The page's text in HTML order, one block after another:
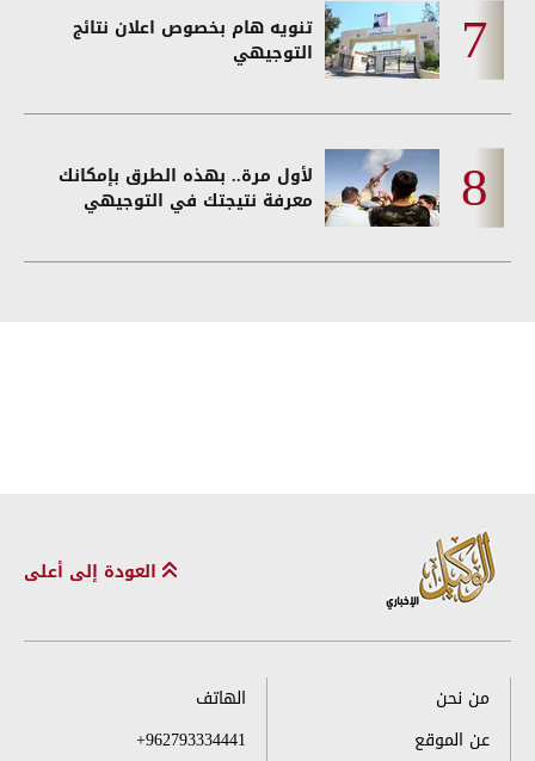
تنويه هام بخصوص اعلان نتائج
التوجيهي
لأول مرة.. بهذه الطرق بإمكانك
معرفة نتيجتك في التوجيهي
العودة إلى أعلى
من نحن
عن الموقع
الهاتف
+962793334441